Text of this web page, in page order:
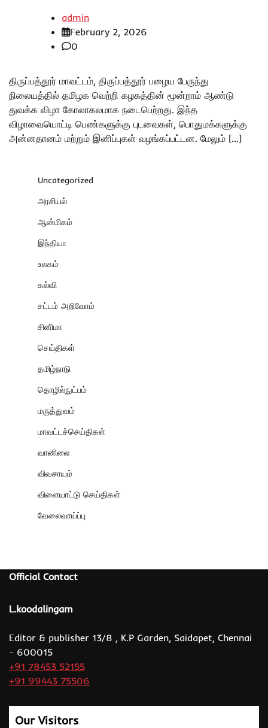
admin
February 2, 2026
0
திருப்பத்தூர் மாவட்டம், திருப்பத்தூர் பழைய பேருந்து
நிலையத்தில் தமிழக வெற்றி கழகத்தின் மூன்றாம் ஆண்டு
துவக்க விழா கோலாகலமாக நடைபெற்றது. இந்த
விழாவையொட்டி பெண்களுக்கு புடவைகள், பொதுமக்களுக்கு
அன்னதானம் மற்றும் இனிப்புகள் வழங்கப்பட்டன. மேலும் […]
Uncategorized
அரசியல்
ஆன்மிகம்
இந்தியா
உலகம்
கல்வி
சட்டம் அறிவோம்
சினிமா
செய்திகள்
தமிழ்நாடு
தொழில்நுட்பம்
மருத்துவம்
மாவட்டச்செய்திகள்
வானிலை
விவசாயம்
விளையாட்டு செய்திகள்
வேலைவாய்ப்பு
Official Contact
L.koodalingam
Editor & publisher 13/8 , K.P Garden, Saidapet, Chennai
- 600015
+91 78453 52155
+91 99443 75506
Our Visitors